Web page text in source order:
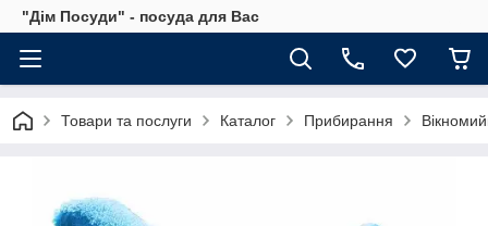
"Дім Посуди" - посуда для Вас
Товари та послуги Каталог Прибирання